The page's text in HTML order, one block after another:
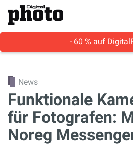
- 60 % auf
News
Funktionale
für Fotografen:
Noreg